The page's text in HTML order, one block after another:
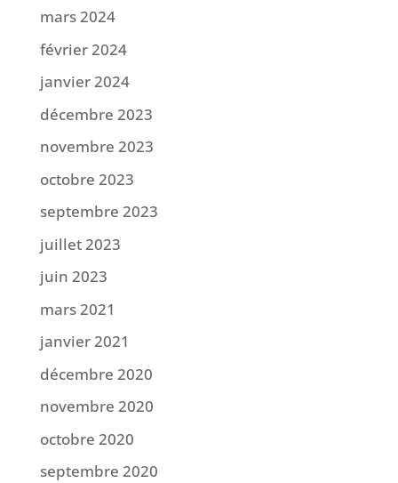
mars 2024
février 2024
janvier 2024
décembre 2023
novembre 2023
octobre 2023
septembre 2023
juillet 2023
juin 2023
mars 2021
janvier 2021
décembre 2020
novembre 2020
octobre 2020
septembre 2020